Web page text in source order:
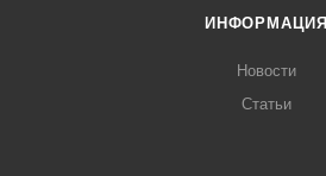
ИНФОРМАЦИЯ
Новости
Статьи